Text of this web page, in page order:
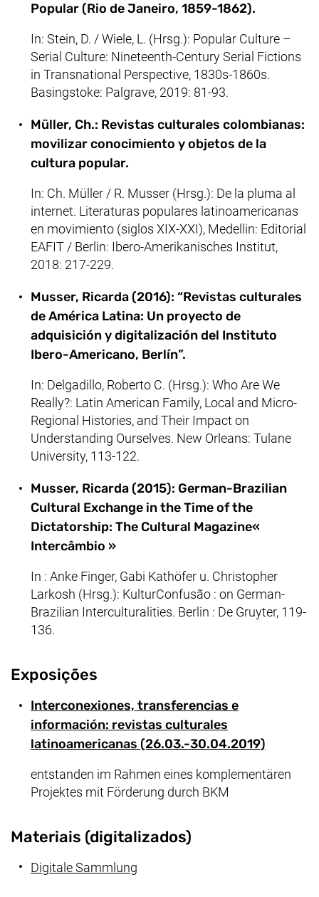
Popular (Rio de Janeiro, 1859-1862).
In: Stein, D. / Wiele, L. (Hrsg.): Popular Culture –
Serial Culture: Nineteenth-Century Serial Fictions
in Transnational Perspective, 1830s-1860s.
Basingstoke: Palgrave, 2019: 81-93.
Müller, Ch.: Revistas culturales colombianas:
movilizar conocimiento y objetos de la
cultura popular.
In: Ch. Müller / R. Musser (Hrsg.): De la pluma al
internet. Literaturas populares latinoamericanas
en movimiento (siglos XIX-XXI), Medellin: Editorial
EAFIT / Berlin: Ibero-Amerikanisches Institut,
2018: 217-229.
Musser, Ricarda (2016): “Revistas culturales
de América Latina: Un proyecto de
adquisición y digitalización del Instituto
Ibero-Americano, Berlín”.
In: Delgadillo, Roberto C. (Hrsg.): Who Are We
Really?: Latin American Family, Local and Micro-
Regional Histories, and Their Impact on
Understanding Ourselves. New Orleans: Tulane
University, 113-122.
Musser, Ricarda (2015): German-Brazilian
Cultural Exchange in the Time of the
Dictatorship: The Cultural Magazine«
Intercâmbio »
In : Anke Finger, Gabi Kathöfer u. Christopher
Larkosh (Hrsg.): KulturConfusão : on German-
Brazilian Interculturalities. Berlin : De Gruyter, 119-
136.
Exposições
Interconexiones, transferencias e
información: revistas culturales
latinoamericanas (26.03.-30.04.2019)
entstanden im Rahmen eines komplementären
Projektes mit Förderung durch BKM
Materiais (digitalizados)
Digitale Sammlung